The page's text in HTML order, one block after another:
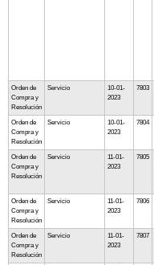
Orden de
Compra y
Resolución
Servicio
10-01-
2023
7803
Orden de
Compra y
Resolución
Servicio
10-01-
2023
7804
Orden de
Compra y
Resolución
Servicio
11-01-
2023
7805
Orden de
Compra y
Resolución
Servicio
11-01-
2023
7806
Orden de
Compra y
Resolución
Servicio
11-01-
2023
7807